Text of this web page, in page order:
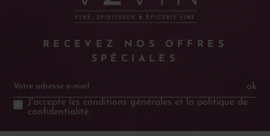
RECEVEZ NOS OFFRES
SPÉCIALES
ok
J'accepte les conditions générales et la politique de
confidentialité.